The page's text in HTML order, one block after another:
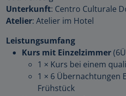
Unterkunft: Centro Culturale
Atelier: Atelier im Hotel
Leistungsumfang
Kurs mit Einzelzimmer
1 × Kurs bei einem
1 × 6 Übernachtungen
Frühstück